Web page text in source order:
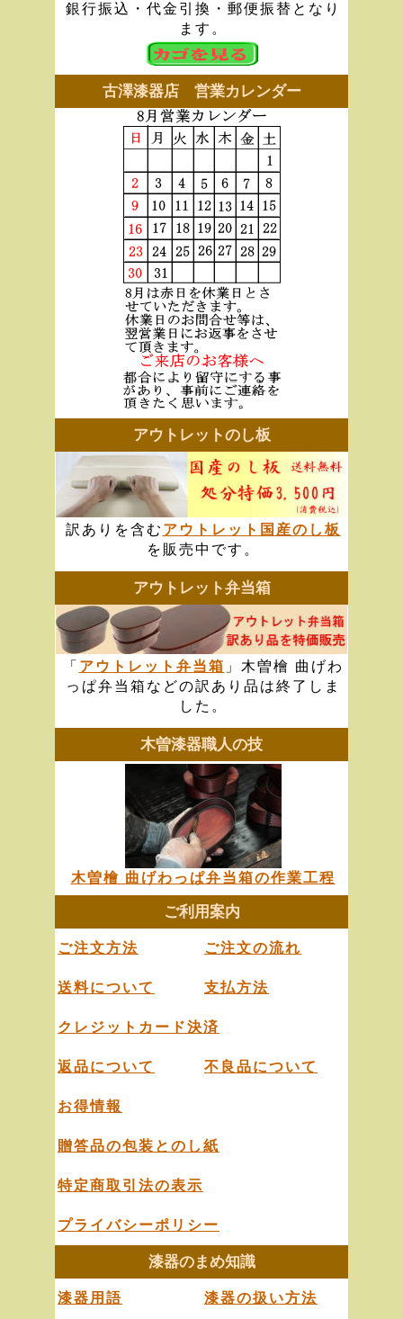
銀行振込・代金引換・郵便振替となり
ます。
古澤漆器店 営業カレンダー
アウトレットのし板
訳ありを含む アウトレット国産のし板
を販売中です。
アウトレット弁当箱
「 アウトレット弁当箱 」木曽檜 曲げわ
っぱ弁当箱などの訳あり品は終了しま
した。
木曽漆器職人の技
木曽檜 曲げわっぱ弁当箱の作業工程
ご利用案内
ご注文方法 ご注文の流れ
送料について 支払方法
クレジットカード決済
不良品について
返品について
お得情報
贈答品の包装とのし紙
特定商取引法の表示
プライバシーポリシー
漆器のまめ知識
漆器用語 漆器の扱い方法